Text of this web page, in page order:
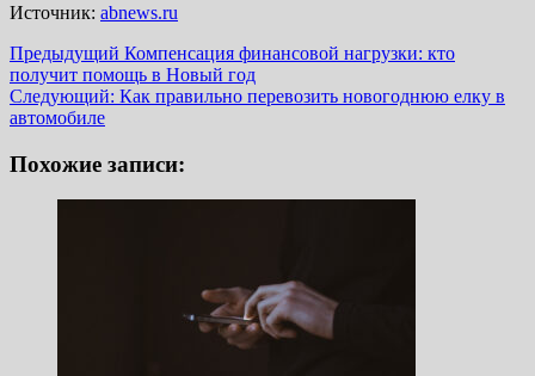
Источник: abnews.ru
Навигация
записи
Предыдущий Компенсация финансовой нагрузки: кто
получит помощь в Новый год
Следующий: Как правильно перевозить новогоднюю елку в
автомобиле
Похожие записи: